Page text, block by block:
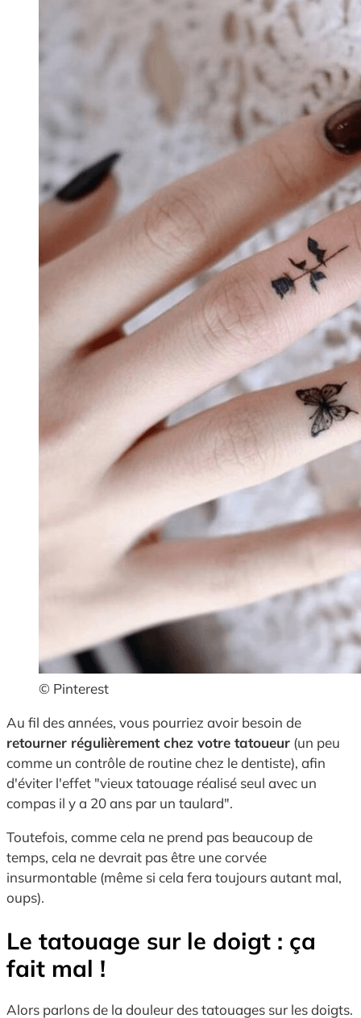
© Pinterest
Au fil des années, vous pourriez avoir besoin de
retourner régulièrement chez votre tatoueur (un peu
comme un contrôle de routine chez le dentiste), afin
d'éviter l'effet "vieux tatouage réalisé seul avec un
compas il y a 20 ans par un taulard".
Toutefois, comme cela ne prend pas beaucoup de
temps, cela ne devrait pas être une corvée
insurmontable (même si cela fera toujours autant mal,
oups).
Le tatouage sur le doigt : ça
fait mal !
Alors parlons de la douleur des tatouages sur les doigts.